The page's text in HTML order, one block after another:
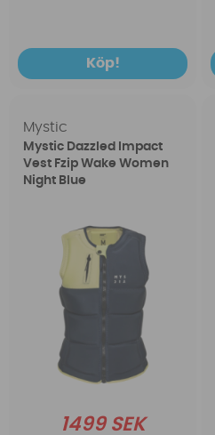
Köp!
Mystic
Mystic Dazzled Impact
Vest Fzip Wake Women
Night Blue
1499 SEK